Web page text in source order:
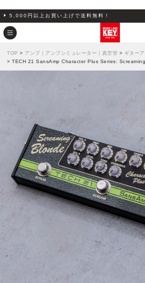
5,000円以上お買い上げで送料無料！
TOP > アンプ｜アンプシミュレーター｜真空管 > ギター
> TECH 21 SansAmp Character Plus Series: